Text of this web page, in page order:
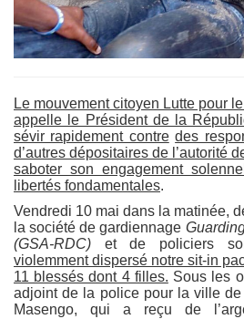
Le mouvement citoyen Lutte pour
appelle le Président de la
sévir rapidement contre des
d’autres dépositaires de l’autorité
saboter son engagement
libertés fondamentales.
Vendredi 10 mai dans la matinée,
la société de gardiennage
(GSA-RDC) et de policiers
violemment dispersé notre sit-in
11 blessés dont 4 filles. Sous les
adjoint de la police pour la ville
Masengo, qui a reçu de